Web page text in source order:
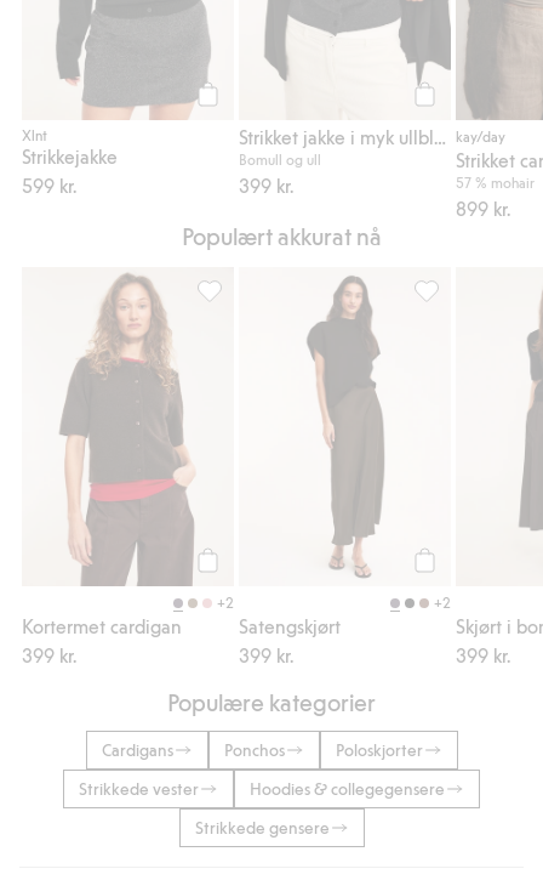
Legg til
Xlnt
Strikkejakke
599 kr.
Legg til
Bomull og ull
399 kr.
kay/day
57 % mohair
899 kr.
Populært akkurat nå
Legg til
+2
Kortermet cardigan
399 kr.
Kortermet cardigan, Legg til i favoriter
+2
Satengskjørt
399 kr.
Skjørt i
399 kr.
Populære kategorier
Cardigans Ponchos
Poloskjorter
Strikkede vester
Hoodies & collegegensere
Strikkede gensere